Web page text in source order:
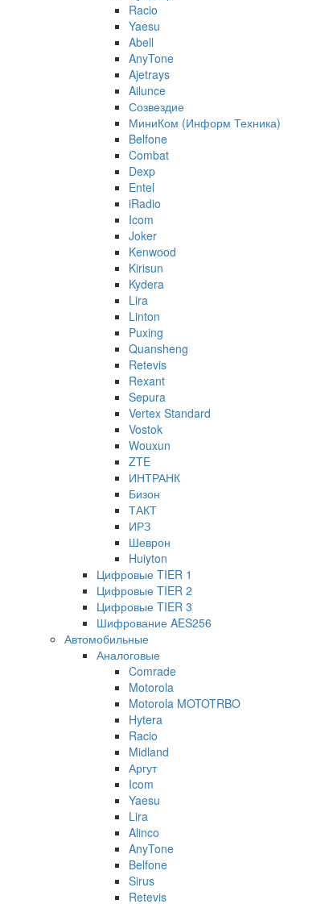
Racio
Yaesu
Abell
AnyTone
Ajetrays
Ailunce
Созвездие
МиниКом (Информ Техника)
Belfone
Combat
Dexp
Entel
iRadio
Icom
Joker
Kenwood
Kirisun
Kydera
Lira
Linton
Puxing
Quansheng
Retevis
Rexant
Sepura
Vertex Standard
Vostok
Wouxun
ZTE
ИНТРАНК
Бизон
ТАКТ
ИРЗ
Шеврон
Huiyton
Цифровые TIER 1
Цифровые TIER 2
Цифровые TIER 3
Шифрование AES256
Автомобильные
Аналоговые
Comrade
Motorola
Motorola MOTOTRBO
Hytera
Racio
Midland
Аргут
Icom
Yaesu
Lira
Alinco
AnyTone
Belfone
Sirus
Retevis